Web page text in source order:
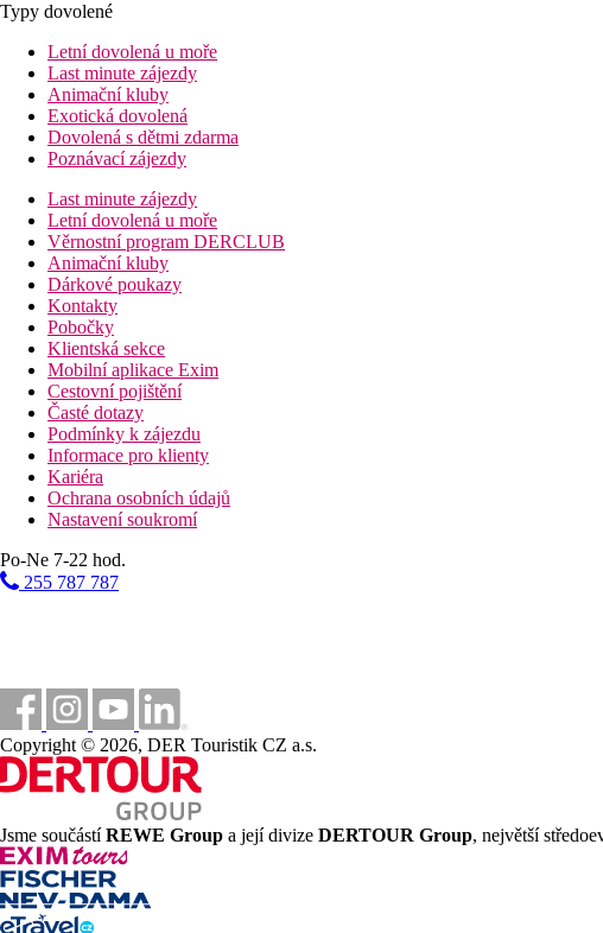
Typy dovolené
Letní dovolená u moře
Last minute zájezdy
Animační kluby
Exotická dovolená
Dovolená s dětmi zdarma
Poznávací zájezdy
Last minute zájezdy
Letní dovolená u moře
Věrnostní program DERCLUB
Animační kluby
Dárkové poukazy
Kontakty
Pobočky
Klientská sekce
Mobilní aplikace Exim
Cestovní pojištění
Časté dotazy
Podmínky k zájezdu
Informace pro klienty
Kariéra
Ochrana osobních údajů
Nastavení soukromí
Po-Ne 7-22 hod.
255 787 787
Copyright © 2026, DER Touristik CZ a.s.
Jsme součástíREWE Group a její divize DERTOUR Group, největší